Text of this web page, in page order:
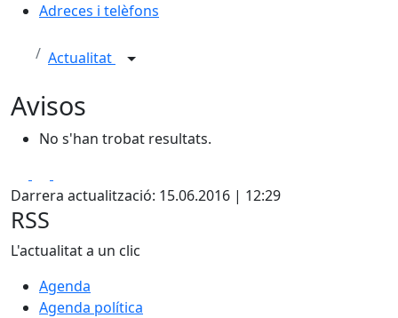
Adreces i telèfons
Actualitat
Avisos
No s'han trobat resultats.
Darrera actualització: 15.06.2016 | 12:29
RSS
L'actualitat a un clic
Agenda
Agenda política